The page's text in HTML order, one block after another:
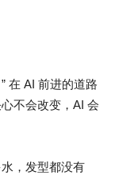
在 AI 前进的道路
不会改变，AI 会
，发型都没有